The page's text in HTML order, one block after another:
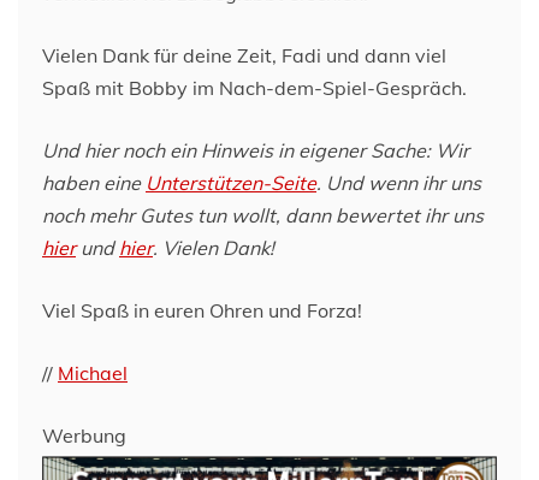
Vielen Dank für deine Zeit, Fadi und dann viel
Spaß mit Bobby im Nach-dem-Spiel-Gespräch.
Und hier noch ein Hinweis in eigener Sache: Wir
haben eine Unterstützen-Seite. Und wenn ihr uns
noch mehr Gutes tun wollt, dann bewertet ihr uns
hierundhier. Vielen Dank!
Viel Spaß in euren Ohren und Forza!
// Michael
Werbung